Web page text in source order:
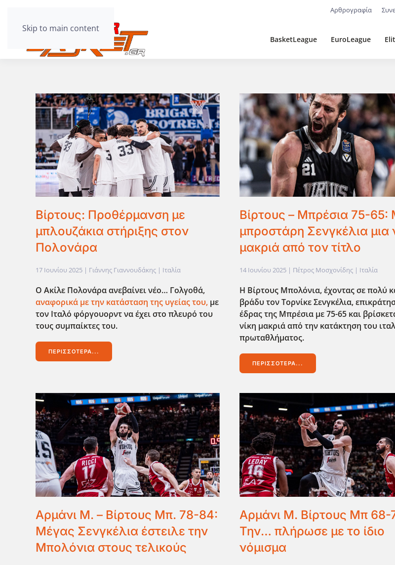
Skip to main content
Αρθρογραφία
BasketLeague EuroLeague
Βίρτους: Προθέρμανση με
μπλουζάκια στήριξης στον
Πολονάρα
17 Ιουνίου 2025 | Γιάννης Γιαννουδάκης | Ιταλία
Ο Ακίλε Πολονάρα ανεβαίνει νέο… Γολγοθά,
αναφορικά με την κατάσταση της υγείας του, με
τον Ιταλό φόργουορντ να έχει στο πλευρό του
τους συμπαίκτες του.
ΠΕΡΙΣΣΌΤΕΡΑ...
Βίρτους – Μπρέσια 75-65:
μπροστάρη Σενγκέλια μια
μακριά από τον τίτλο
14 Ιουνίου 2025 | Πέτρος Μοσχονίδης | Ιταλία
Η Βίρτους Μπολόνια, έχοντας σε πολύ
βρ΄αδυ τον Τορνίκε Σενγκέλια,
έδρας της Μπρέσια με 75-65 και
νίκη μακριά απ΄ο την κατάκτηση του
πρωταθλήματος.
ΠΕΡΙΣΣΌΤΕΡΑ...
Αρμάνι Μ. – Βίρτους Μπ. 78-84:
Μέγας Σενγκέλια έστειλε την
Μπολόνια στους τελικούς
Αρμάνι Μ. Βίρτους Μπ 68-
Την… πλήρωσε με το ίδιο
νόμισμα